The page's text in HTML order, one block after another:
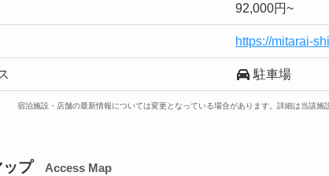
92,000円~
https://mitarai-
駐車場
宿泊施設・店舗の最新情報については変更となっている場合があります。詳細は当該施
ップ Access Map